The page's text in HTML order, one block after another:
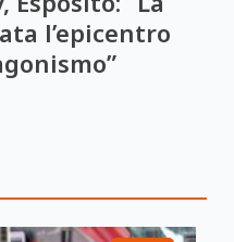
l’epicentro